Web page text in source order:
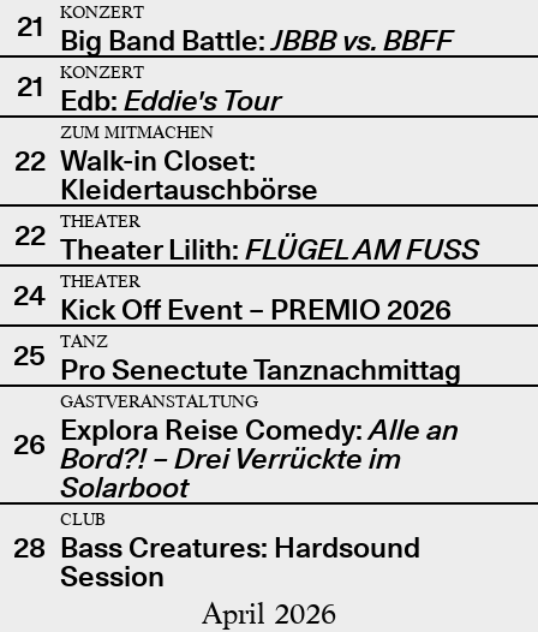
21
KONZERT
Big Band Battle:JBBB vs. BBFF
21
KONZERT
Edb: Eddie's Tour
22
ZUM MITMACHEN
Walk-in Closet:
Kleidertauschbörse
22
THEATER
Theater Lilith: FLÜGEL AM FUSS
24
THEATER
Kick Off Event – PREMIO 2026
25
TANZ
Pro Senectute Tanznachmittag
26
GASTVERANSTALTUNG
Explora Reise Comedy:Alle an
Bord?! – Drei Verrückte im
Solarboot
28
CLUB
Bass Creatures: Hardsound
Session
April 2026